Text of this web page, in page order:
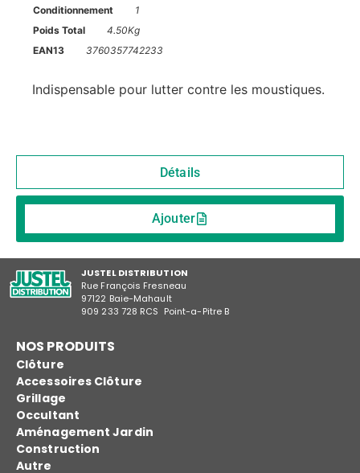
Conditionnement
1
Poids Total
4.50Kg
EAN13
3760357742233
Indispensable pour lutter contre les moustiques.
Détails
Ajouter
JUSTEL DISTRIBUTION
Rue François Fresneau
97122 Baie-Mahault
909 233 728 RCS Point-a-Pitre B
NOS PRODUITS
Clôture
Accessoires Clôture
Grillage
Occultant
Aménagement Jardin
Construction
Autre